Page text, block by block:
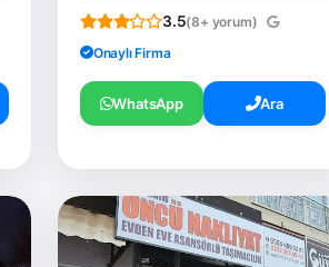
3.5(8+ yorum)
Onaylı Firma
WhatsApp Ara